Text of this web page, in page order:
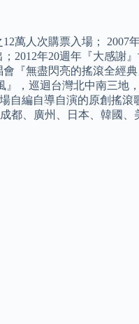
萬人次購票入場； 2007
2012年20週年『大感謝
『無盡閃亮的搖滾全經
』，巡迴台灣北中南三地
自編自導自演的原創搖滾
都、廣州、日本、韓國、